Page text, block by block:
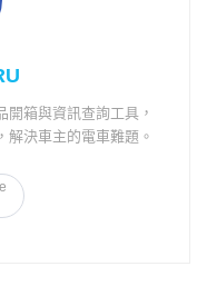
箱與資訊查詢工具，
解決車主的電車難題。